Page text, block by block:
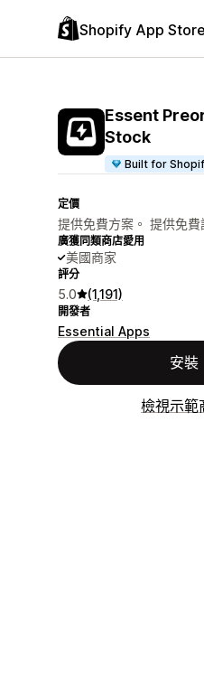
Shopify App Store
Essent
Stock
Built for
定價
提供免費方案。 提供免費
廣獲同類商店愛用
美國商家
評分
5.0 (1,191)
開發者
Essential Apps
安裝
檢視示範